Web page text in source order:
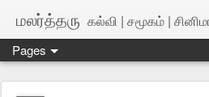
மலர்த்தரு கல்வி | சமூகம் | சினிமா |
Pages